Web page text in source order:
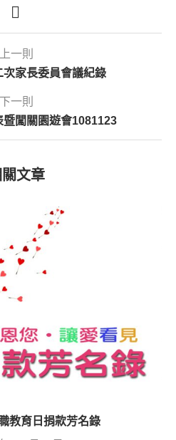
上一則
次家長委員會議紀錄
下一則
暨闖關園遊會1081123
文章
教育日捐款芳名錄